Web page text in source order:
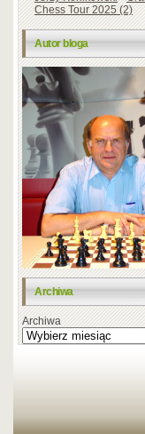
Chess Tour 2025 (2)
Autor bloga
Archiwa
Archiwa